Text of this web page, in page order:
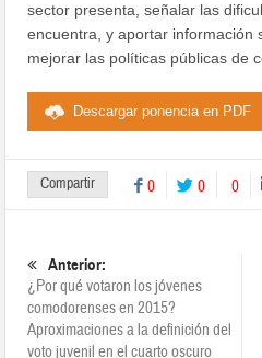
sector presenta, señalar las
encuentra, y aportar información
mejorar las políticas públicas de
Descargar ponencia en PDF
Compartir 0 0 0
Anterior:
¿Por qué votaron los jóvenes
comodorenses en 2015?
Aproximaciones a la definición del
voto juvenil en el cuarto oscuro